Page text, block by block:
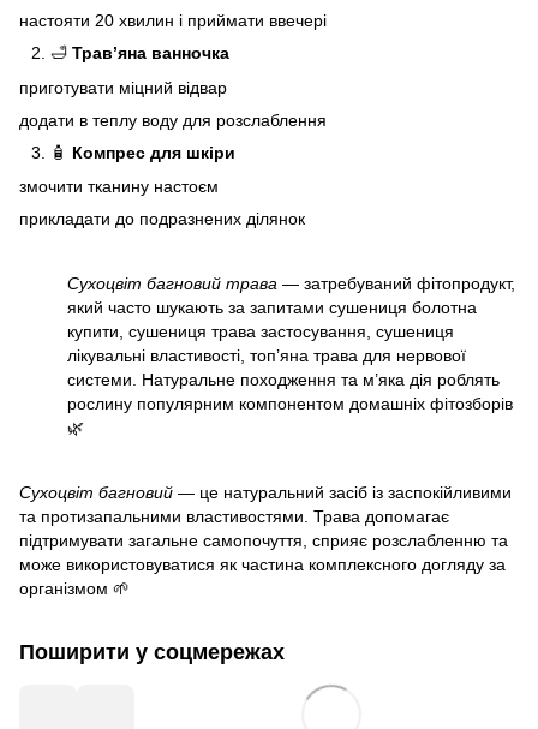
настояти 20 хвилин і приймати ввечері
🛁 Трав’яна ванночка
приготувати міцний відвар
додати в теплу воду для розслаблення
🧴 Компрес для шкіри
змочити тканину настоєм
прикладати до подразнених ділянок
Сухоцвіт багновий трава — затребуваний фітопродукт,
який часто шукають за запитами сушениця болотна
купити, сушениця трава застосування, сушениця
лікувальні властивості, топ’яна трава для нервової
системи. Натуральне походження та м’яка дія роблять
рослину популярним компонентом домашніх фітозборів
🌿
Сухоцвіт багновий — це натуральний засіб із заспокійливими
та протизапальними властивостями. Трава допомагає
підтримувати загальне самопочуття, сприяє розслабленню та
може використовуватися як частина комплексного догляду за
організмом 🌱
Поширити у соцмережах